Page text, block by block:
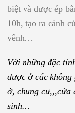
biệt và được ép
10h, tạo ra cánh
vênh…
Với những đặc
được ở các không
ở, chung cư,,,cửa
sinh…